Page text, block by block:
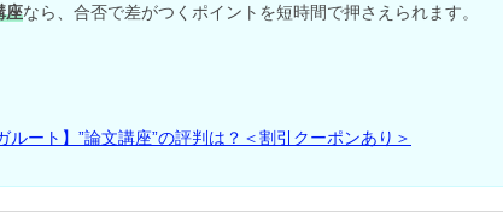
座なら、合否で差がつくポイントを短時間で押さえられます。
ルート】”論文講座”の評判は？＜割引クーポンあり＞